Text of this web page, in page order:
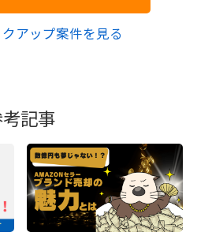
アップ案件を見る
記事